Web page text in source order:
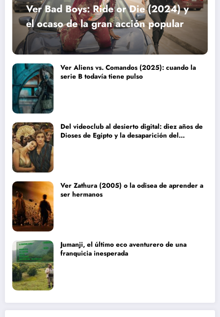
Ver Bad Boys: Ride or Die (2024) y
el ocaso de la gran acción popular
Ver Aliens vs. Comandos (2025): cuando la
serie B todavía tiene pulso
Del videoclub al desierto digital: diez años de
Dioses de Egipto y la desaparición del
Ver Zathura (2005) o la odisea de aprender a
ser hermanos
Jumanji, el último eco aventurero de una
franquicia inesperada